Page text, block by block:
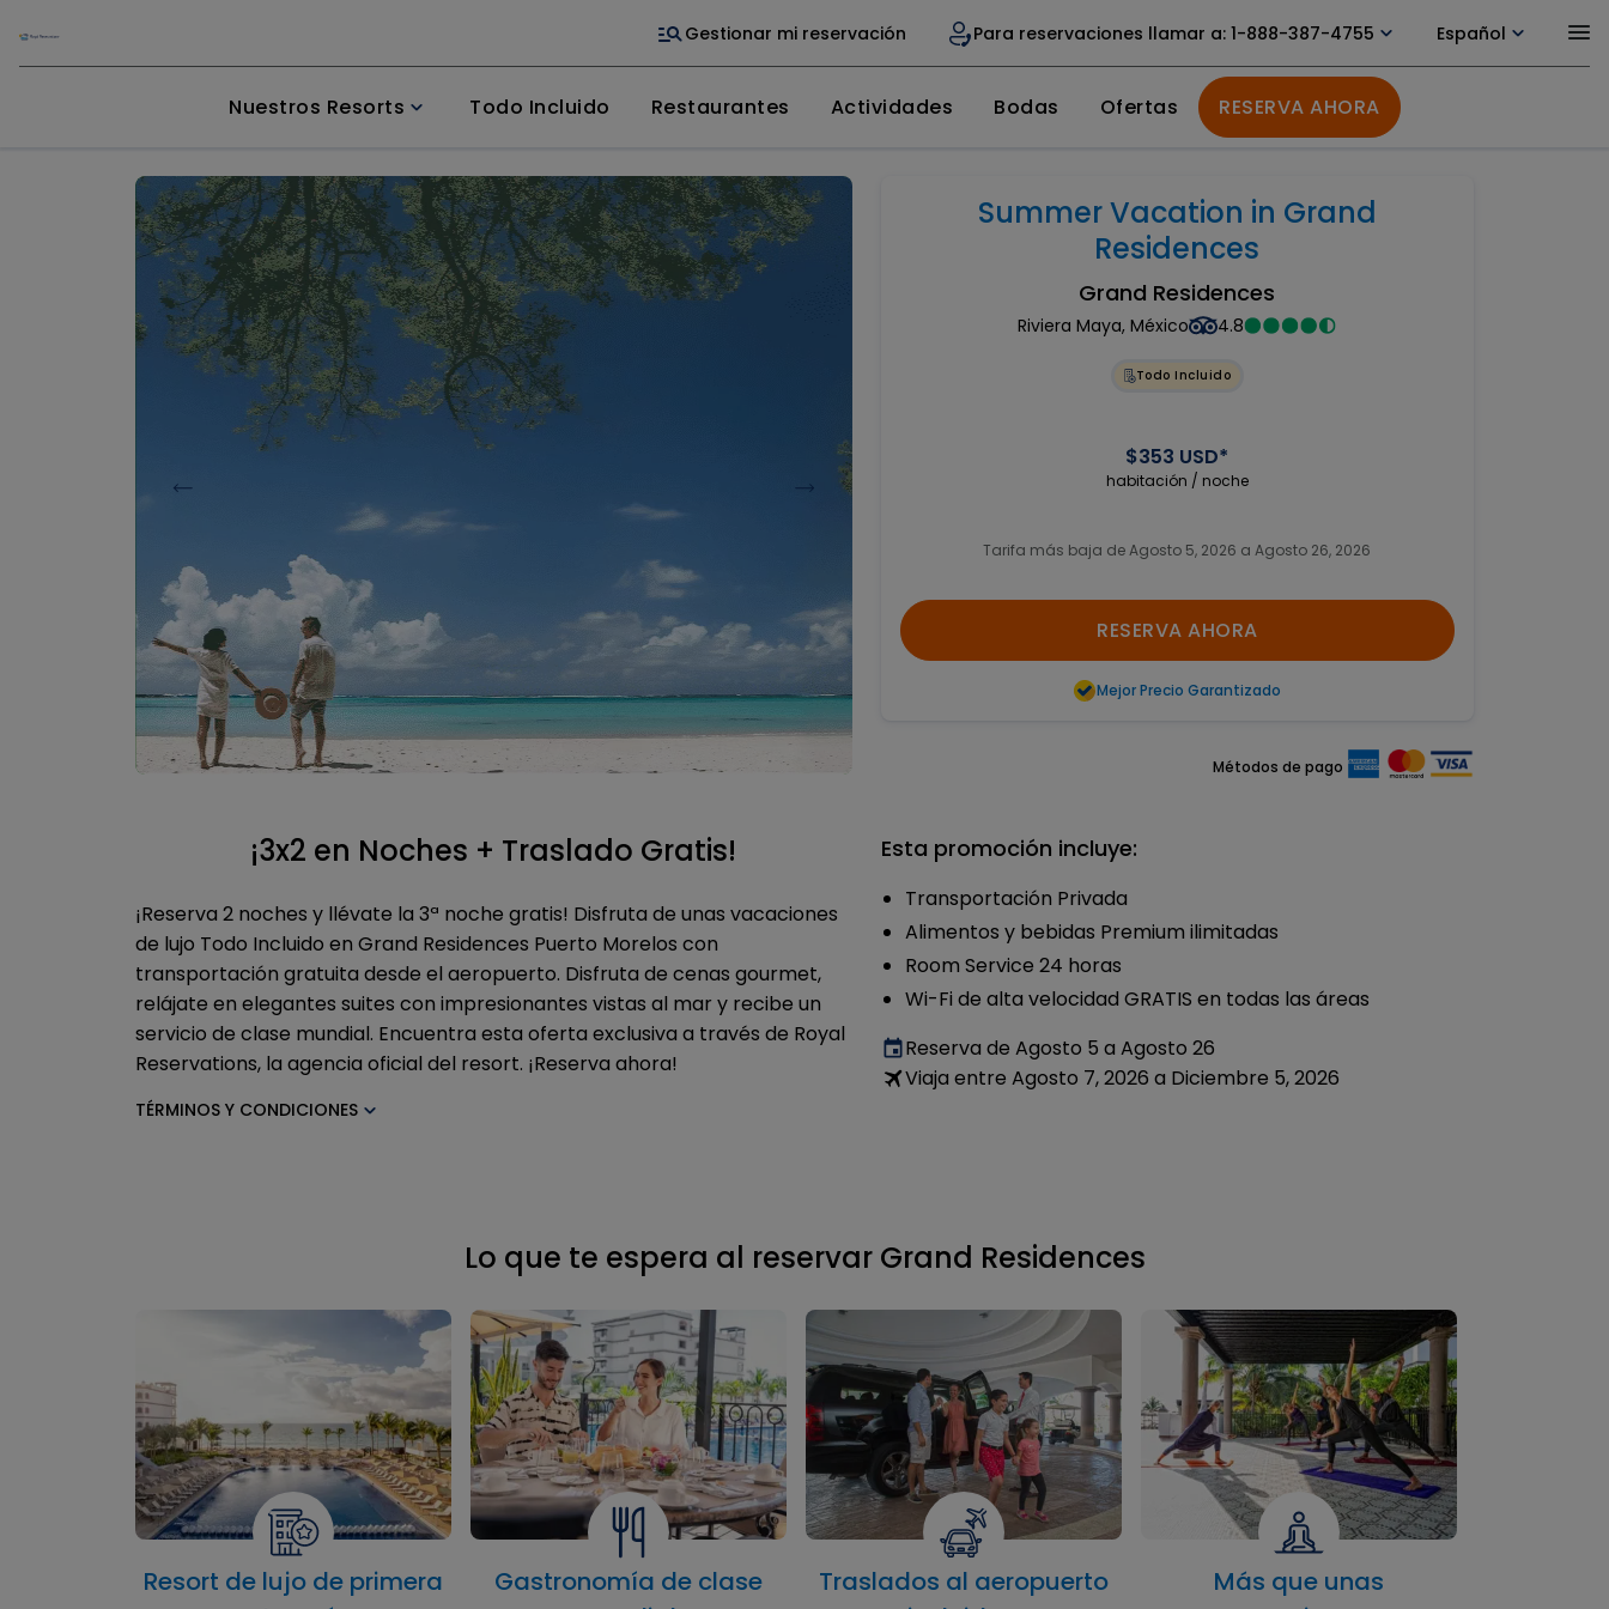
Gestionar mi reservación Para reservaciones llamar a : 1-888-387-4755 Español
Nuestros Resorts Todo Incluido Restaurantes Actividades Bodas Ofertas RESERVA AHORA
Summer Vacation in Grand
Residences
Grand Residences
Riviera Maya, México 4.8
Todo Incluido
$353 USD*
habitación / noche
Tarifa más baja de Agosto 5, 2026 a Agosto 26, 2026
RESERVA AHORA
Mejor Precio Garantizado
Métodos de pago
Esta promoción incluye:
Transportación Privada
Alimentos y bebidas Premium ilimitadas
Room Service 24 horas
Wi-Fi de alta velocidad GRATIS en todas las áreas
Reserva de Agosto 5 a Agosto 26
Viaja entre Agosto 7, 2026 a Diciembre 5, 2026
¡3x2 en Noches + Traslado Gratis!
¡Reserva 2 noches y llévate la 3ª noche gratis! Disfruta de unas vacaciones
de lujo Todo Incluido en Grand Residences Puerto Morelos con
transportación gratuita desde el aeropuerto. Disfruta de cenas gourmet,
relájate en elegantes suites con impresionantes vistas al mar y recibe un
servicio de clase mundial. Encuentra esta oferta exclusiva a través de Royal
Reservations, la agencia oficial del resort. ¡Reserva ahora!
TÉRMINOS Y CONDICIONES
Lo que te espera al reservar Grand Residences
Resort de lujo de primera
Gastronomía de clase
Traslados al aeropuerto
Más que unas